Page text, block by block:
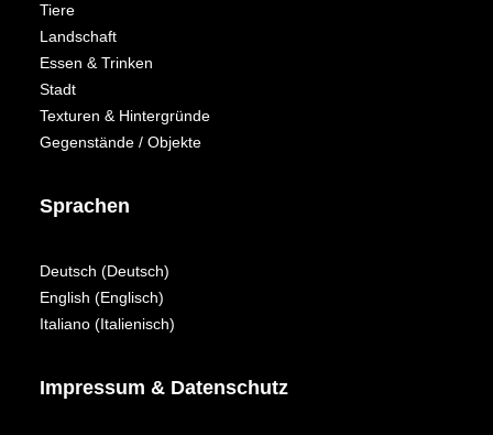
Tiere
Landschaft
Essen & Trinken
Stadt
Texturen & Hintergründe
Gegenstände / Objekte
Sprachen
Deutsch (Deutsch)
English (Englisch)
Italiano (Italienisch)
Impressum & Datenschutz